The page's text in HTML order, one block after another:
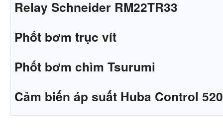
Relay Schneider RM22TR33
Phốt bơm trục vít
Phốt bơm chìm Tsurumi
Cảm biến áp suất Huba Control 520